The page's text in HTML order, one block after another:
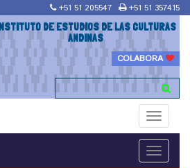
+51 51 205547 +51 51 357415
INSTITUTO DE ESTUDIOS DE LAS CULTURAS
ANDINAS
COLABORA
Toggle
Toggle